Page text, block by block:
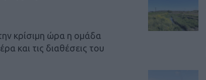
κρίσιμη ώρα η ομάδα
και τις διαθέσεις του